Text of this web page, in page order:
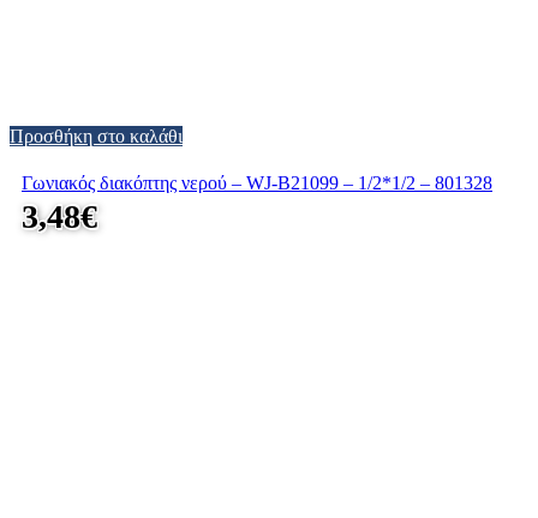
Προσθήκη στο καλάθι
Γωνιακός διακόπτης νερού – WJ-B21099 – 1/2*1/2 – 801328
3,48€